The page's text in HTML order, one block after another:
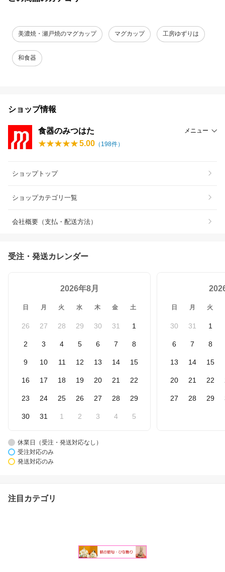
美濃焼・瀬戸焼のマグカップ マグカップ 工房ゆずりは
和食器
ショップ情報
食器のみつはた メニュー
5.00 （ 198件）
ショップトップ
ショップカテゴリ一覧
会社概要（支払・配送方法）
受注・発送カレンダー
2026年8月
日 月 火 水 木 金 土
26 27 28 29 30 31 1
2 3 4 5 6 7 8
9 10 11 12 13 14 15
16 17 18 19 20 21 22
23 24 25 26 27 28 29
30 31 1 2 3 4 5
日 月 火
30 31 1
6 7 8
13 14 15
20 21 22
27 28 29
休業日（受注・発送対応なし）
受注対応のみ
発送対応のみ
注目カテゴリ